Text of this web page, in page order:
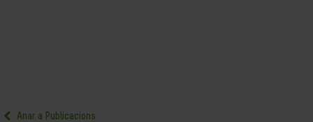
Anar a Publicacions